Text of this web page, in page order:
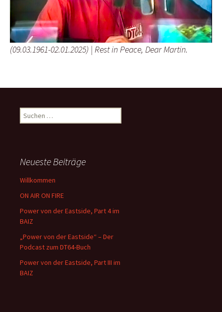
(09.03.1961-02.01.2025) | Rest in Peace, Dear Martin.
Suchen
nach:
Neueste Beiträge
Willkommen
ON AIR ON FIRE
Power von der Eastside, Part 4 im
BAIZ
„Power von der Eastside“ – Der
Podcast zum DT64-Buch
Power von der Eastside, Part III im
BAIZ